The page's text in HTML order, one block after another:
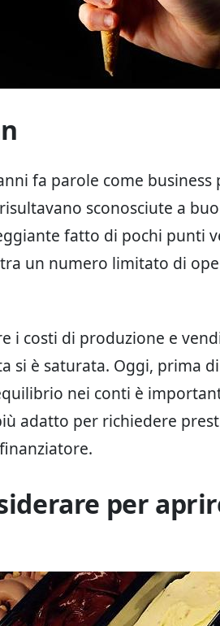
fa parole come business
sconosciute a
fatto di pochi punti
un numero limitato di
i costi di produzione e
si è saturata. Oggi, prima
nei conti è
adatto per richiedere
per